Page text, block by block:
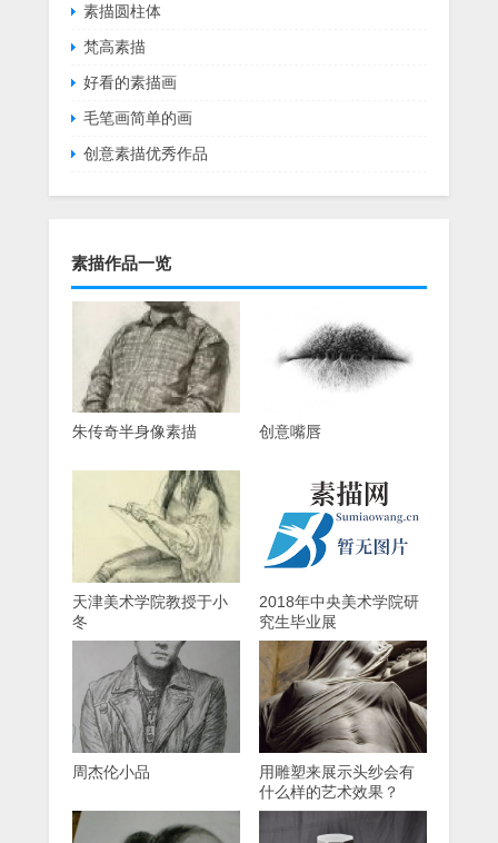
素描圆柱体
梵高素描
好看的素描画
毛笔画简单的画
创意素描优秀作品
素描作品一览
朱传奇半身像素描 创意嘴唇
天津美术学院教授于小
冬
2018年中央美术学院研
究生毕业展
周杰伦小品
用雕塑来展示头纱会有
什么样的艺术效果？